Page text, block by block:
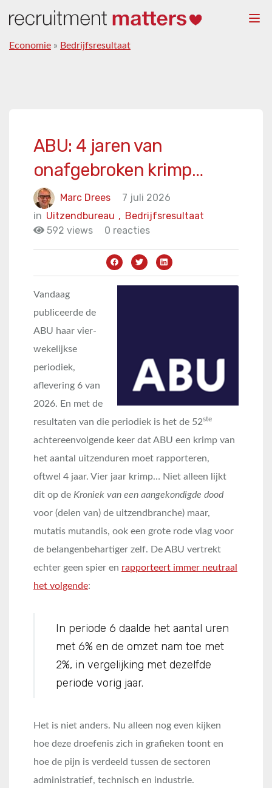
Economie » Bedrijfsresultaat
ABU: 4 jaren van
onafgebroken krimp…
Marc Drees
7 juli 2026
in
Bedrijfsresultaat
Uitzendbureau ,
592 views
0 reacties
Vandaag
publiceerde de
ABU haar vier-
wekelijkse
periodiek,
aflevering 6 van
2026. En met de
resultaten van die periodiek is het de 52ste
achtereenvolgende keer dat ABU een krimp van
het aantal uitzenduren moet rapporteren,
oftwel 4 jaar. Vier jaar krimp… Niet alleen lijkt
dit op de Kroniek van een aangekondigde dood
voor (delen van) de uitzendbranche) maar,
mutatis mutandis, ook een grote rode vlag voor
de belangenbehartiger zelf. De ABU vertrekt
echter geen spier en rapporteert immer neutraal
het volgende:
In periode 6 daalde het aantal uren
met 6% en de omzet nam toe met
2%, in vergelijking met dezelfde
periode vorig jaar.
Het is niet anders. Nu alleen nog even kijken
hoe deze droefenis zich in grafieken toont en
hoe de pijn is verdeeld tussen de sectoren
administratief, technisch en industrie.